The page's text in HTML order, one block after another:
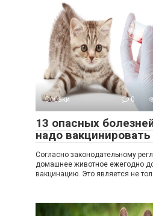
Собаки 0
13 опасных
надо
Согласно законодательному
домашнее животное ежегодно
вакцинацию. Это является не